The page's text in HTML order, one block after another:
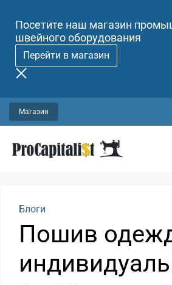
Посетите наш магазин
швейного оборудования
Перейти в магазин
Магазин
Блоги
Пошив